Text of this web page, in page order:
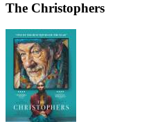
The Christophers